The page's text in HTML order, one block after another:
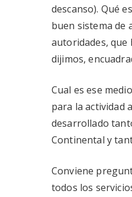
descanso). Qué
buen sistema de
autoridades, que
dijimos,
Cual es ese
para la actividad
desarrollado
Continental y
Conviene
todos los